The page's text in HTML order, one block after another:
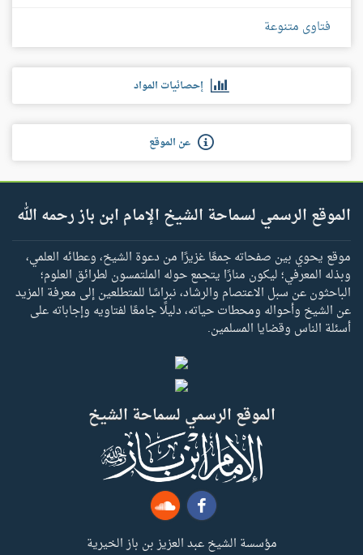
فتاوى متنوعة
إحصائيات المواد
عن الموقع
الموقع الرسمي لسماحة الشيخ الإمام ابن باز رحمه الله
موقع يحوي بين صفحاته جمعًا غزيرًا من دعوة الشيخ، وعطائه العلمي،
وبذله المعرفي؛ ليكون منارًا يتجمع حوله الملتمسون لطرائق العلوم؛
الباحثون عن سبل الاعتصام والرشاد، نبراسًا للمتطلعين إلى معرفة المزيد
عن الشيخ وأحواله ومحطات حياته، دليلًا جامعًا لفتاويه وإجاباته على
أسئلة الناس وقضايا المسلمين.
الموقع الرسمي لسماحة الشيخ
مؤسسة الشيخ عبد العزيز بن باز الخيرية